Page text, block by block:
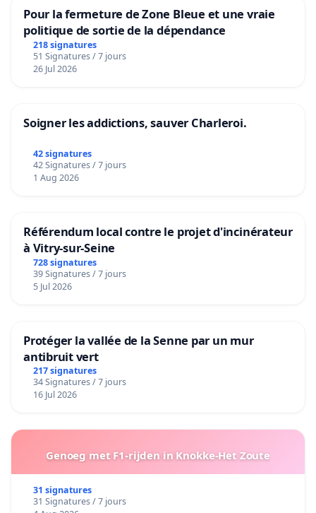
Pour la fermeture de Zone Bleue et une vraie
politique de sortie de la dépendance
218 signatures
51 Signatures / 7 jours
26 Jul 2026
Soigner les addictions, sauver Charleroi.
42 signatures
42 Signatures / 7 jours
1 Aug 2026
Référendum local contre le projet d'incinérateur
à Vitry-sur-Seine
728 signatures
39 Signatures / 7 jours
5 Jul 2026
Protéger la vallée de la Senne par un mur
antibruit vert
217 signatures
34 Signatures / 7 jours
16 Jul 2026
Genoeg met F1-rijden in Knokke-Het Zoute
31 signatures
31 Signatures / 7 jours